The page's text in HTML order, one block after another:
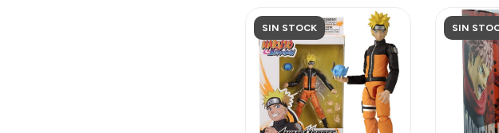
SIN STOCK SIN